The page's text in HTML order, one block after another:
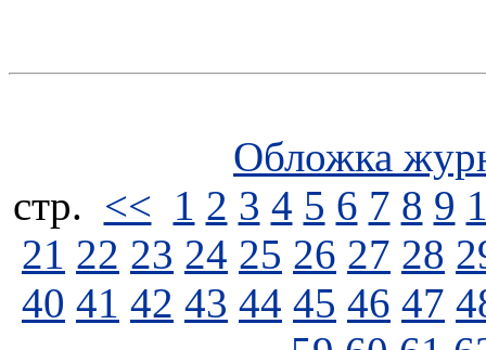
Обложка
стp. << 1 2 3 4 5 6 7 8 9
21 22 23 24 25 26 27 28
40 41 42 43 44 45 46 47